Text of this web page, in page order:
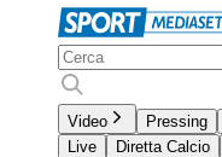
Video Pressing
Live
Diretta Calcio